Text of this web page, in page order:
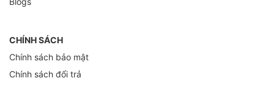
CHÍNH SÁCH
Chính sách bảo mật
Chính sách đổi trả